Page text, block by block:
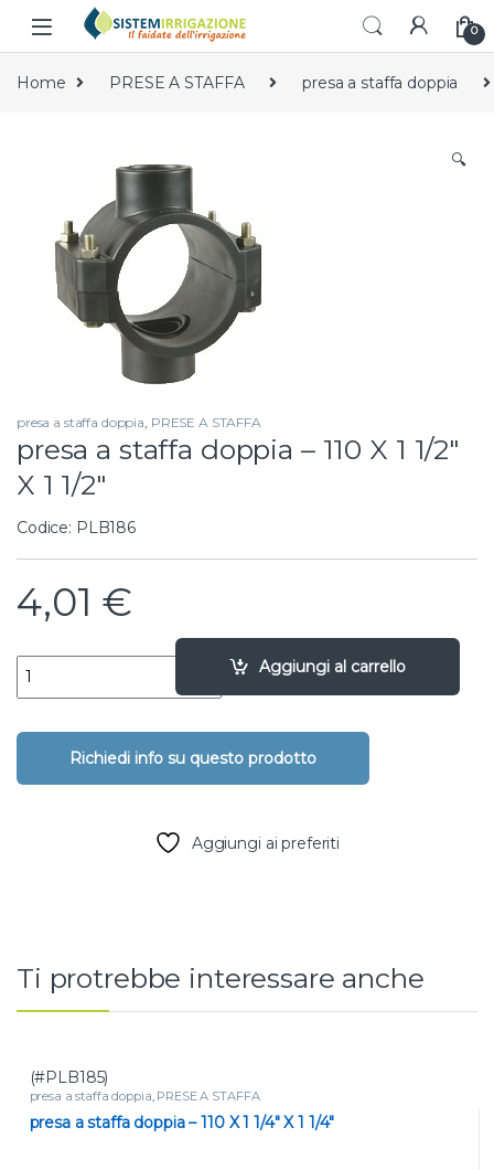
Skip to navigation
Skip to content
0
Home PRESE A STAFFA presa a staffa doppia
🔍
presa a staffa doppia, PRESE A STAFFA
presa a staffa doppia – 110 X 1 1/2″
X 1 1/2″
Codice: PLB186
4,01 €
presa a staffa doppia - 110 X 1 1/2" X 1 1/2" quantity
Aggiungi al carrello
Aggiungi ai preferiti
Ti protrebbe interessare anche
(#PLB185)
presa a staffa doppia, PRESE A STAFFA
presa a staffa doppia – 110 X 1 1/4″ X 1 1/4″